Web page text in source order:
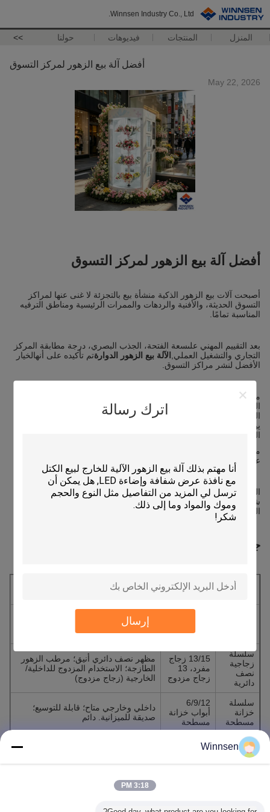
Winnsen Industry Co., Ltd.
المنزل المنتجات فيديوهات حولنا >>
اترك رسالة
إرسال
أفضل آلة بيع الزهور لمركز التسوق
May 22, 2026
أفضل آلة بيع الزهور لمركز التسوق
أصبحت آلات بيع الزهور الذكية منشأة بيع بالتجزئة لا غنى عنها لمراكز
التسوق الحديثة، والأفنية والردهات والممرات الرئيسية ومناطق الترفيه
المناسبة تمامًا.
بعد التقييم المهني علىسعة الفتحة، الجذب البصري، درجة مطابقة المركز
التجاري والتشغيل العملي
الآلة بيع الزهور الدوارةتم تأكيده على أنهالخيار
الأفضل لنشر مراكز التسوق
مصممة بـ 4 طبقات و6 فتحات لكل طبقة
السعة الأكبر بين جميع الطرازات المستقلة. توفر الشاشة الديناميكية
الدوارة بزاوية 360 درجة تأثيرًا ملفتًا للنظر وجاذبية لتدفق الركاب، مما
يؤدي إلى تحسين أجواء البيع بالتجزئة في المركز التجاري والصورة
المميزة. ويتميز بهيكل متكامل الكل في واحد
مع عدم الحاجة إلى خزائن إضافية إضافية، مما يوفر المساحة ويحافظ
على تصميم أنيق ومتطور للمركز التجاري.
المجموعات الأخرى مناسبة للزوايا الثانوية، الممرات الجانبية والمواقع
شبه الخارجية، مما يشكل حلاً كاملاً لمتطلبات تخطيط مراكز التسوق
المختلفة.
جدول ملخص
فئة
النماذج
المضمنة
الدوارة
درجة؛ الأفضل لردهة المركز التجاري
سلسلة
زجاجية
نصف
دائرية
13/15 زجاج
مفرد، 13
زجاج مزدوج
مظهر نصف دائري أنيق؛ مرطب الزهور
الطازجة؛ الاستخدام المزدوج للداخلية/
الخارجية (زجاج مزدوج)
سلسلة
خزانة
مسطحة
6/9/12
أبواب خزانة
مسطحة
داخلي وخارجي متاح؛ قابلة للتوسيع؛
صديقة للميزانية. دائم
المنتجات الموصى بها
Winnsen
3:18 PM